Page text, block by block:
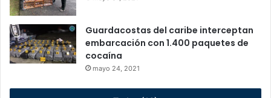
Guardacostas del caribe interceptan
embarcación con 1.400 paquetes de
cocaína
mayo 24, 2021